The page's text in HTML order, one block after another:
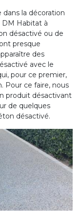
dans la décoration
DM Habitat à
désactivé ou de
presque
des
avec le
pour ce premier,
Pour ce faire, nous
produit désactivant
de quelques
désactivé.